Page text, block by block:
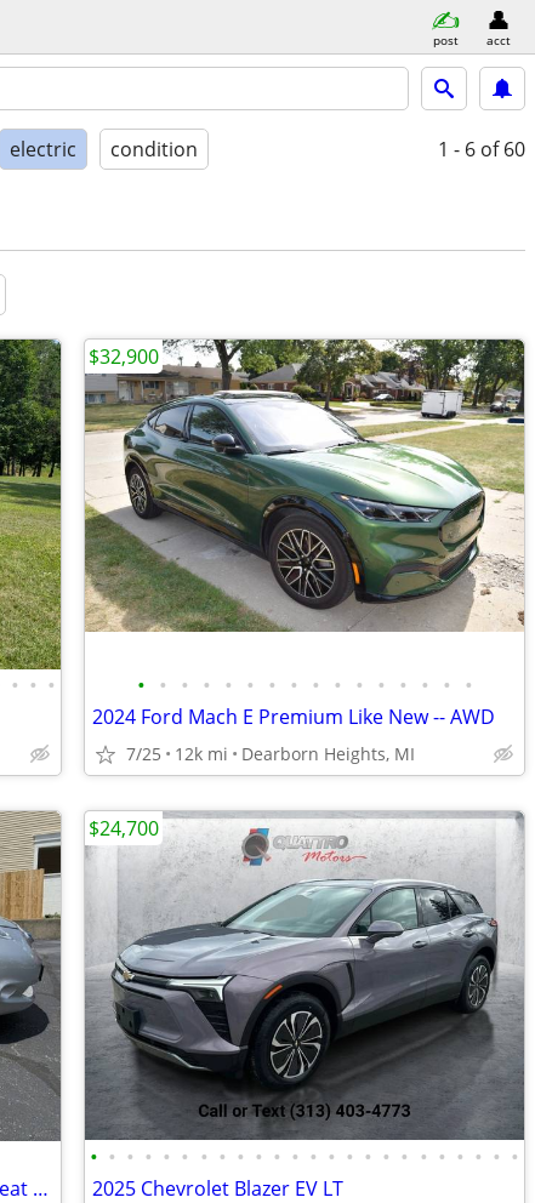
post acct
electric condition 1 - 6 of 60
• • • • • • • • • • • • • • • • • • •
2024 Ford Mach E Premium Like New -- AWD
7/25 12k mi Dearborn Heights, MI
$32,900
2013 Nissan Leaf SV - Plug-in Electric - Great Options - 80k Miles
• • • • • • • • • • • • • • • • • • • • • • • •
2025 Chevrolet Blazer EV LT
$24,700